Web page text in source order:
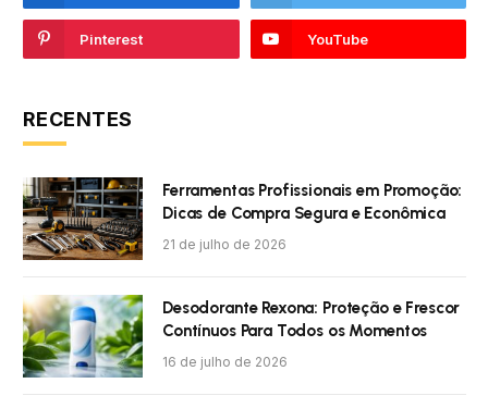
Pinterest YouTube
RECENTES
Ferramentas Profissionais em Promoção:
Dicas de Compra Segura e Econômica
21 de julho de 2026
Desodorante Rexona: Proteção e Frescor
Contínuos Para Todos os Momentos
16 de julho de 2026